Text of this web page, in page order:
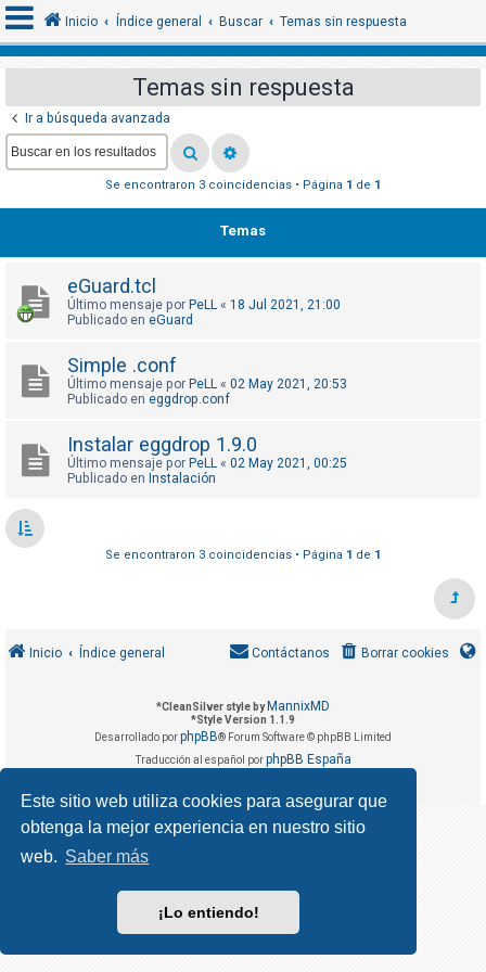
Este sitio web utiliza cookies para asegurar que
obtenga la mejor experiencia en nuestro sitio
web. Saber más
¡Lo entiendo!
I
d
e
c
s
e
g
r
T
e
s
Inicio Índice general Buscar Temas sin respuesta
Temas sin respuesta
Ir a búsqueda avanzada
Se encontraron 3 coincidencias • Página 1 de 1
Temas
eGuard.tcl
Último mensaje por PeLL « 18 Jul 2021, 21:00
Publicado en eGuard
Simple .conf
Último mensaje por PeLL « 02 May 2021, 20:53
Publicado en eggdrop.conf
Instalar eggdrop 1.9.0
Último mensaje por PeLL « 02 May 2021, 00:25
Publicado en Instalación
Se encontraron 3 coincidencias • Página 1 de 1
Inicio Índice general Borrar cookies
Contáctanos
*CleanSilver style by MannixMD
*Style Version 1.1.9
Desarrollado porphpBB® Forum Software © phpBB Limited
Traducción al español porphpBB España